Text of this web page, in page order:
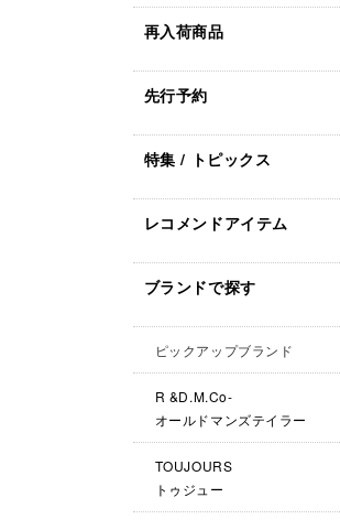
再入荷商品
先行予約
特集 / トピックス
レコメンドアイテム
ブランドで探す
ピックアップブランド
R &D.M.Co-
オールドマンズテイラー
TOUJOURS
トゥジュー